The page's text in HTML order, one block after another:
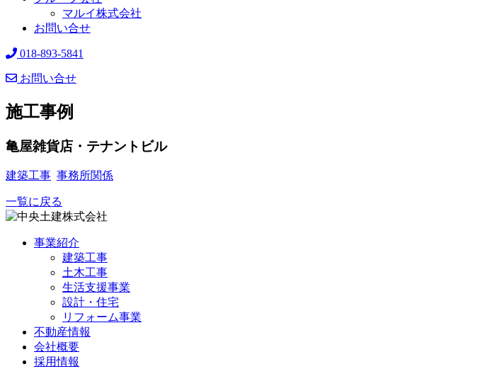
マルイ株式会社
お問い合せ
018-893-5841
お問い合せ
施工事例
亀屋雑貨店・テナントビル
建築工事 事務所関係
一覧に戻る
事業紹介
建築工事
土木工事
生活支援事業
設計・住宅
リフォーム事業
不動産情報
会社概要
採用情報